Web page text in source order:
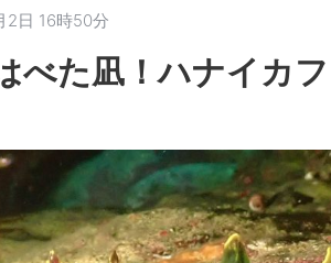
2日 16時50分
べた凪！ハナイカ